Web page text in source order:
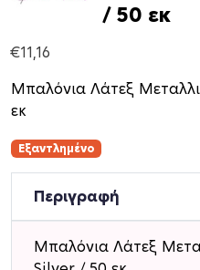
/ 50 εκ
€11,16
Μπαλόνια Λάτεξ
εκ
Εξαντλημένο
Περιγραφή
Μπαλόνια Λάτεξ